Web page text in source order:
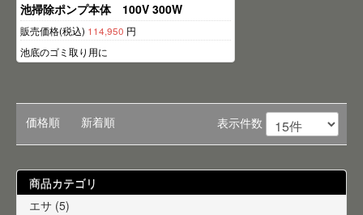
池掃除ポンプ本体 100V 300W
販売価格(税込) 114,950 円
池底のゴミ取り用に
価格順 新着順 表示件数
商品カテゴリ
エサ (5)